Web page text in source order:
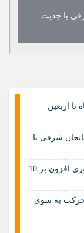
با جدیت
از ۲۷ تیرماه تا اربعین
شرقی با
تولید بیش از10 هزار دستگاه و ارزآوری افزون بر 10
حرکت به سوی